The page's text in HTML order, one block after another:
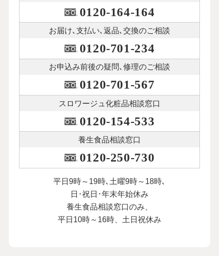
0120-164-164
お届け､支払い､ 返品､交換のご相談
0120-701-234
お申込み前後の疑問､修理のご相談
0120-701-567
スロワージュ化粧品相談窓口
0120-154-533
養生食品相談窓口
0120-250-730
平日9時～19時､土曜9時～18時､
日･祝日･年末年始休み
養生食品相談窓口のみ、
平日10時～16時、土日祝休み